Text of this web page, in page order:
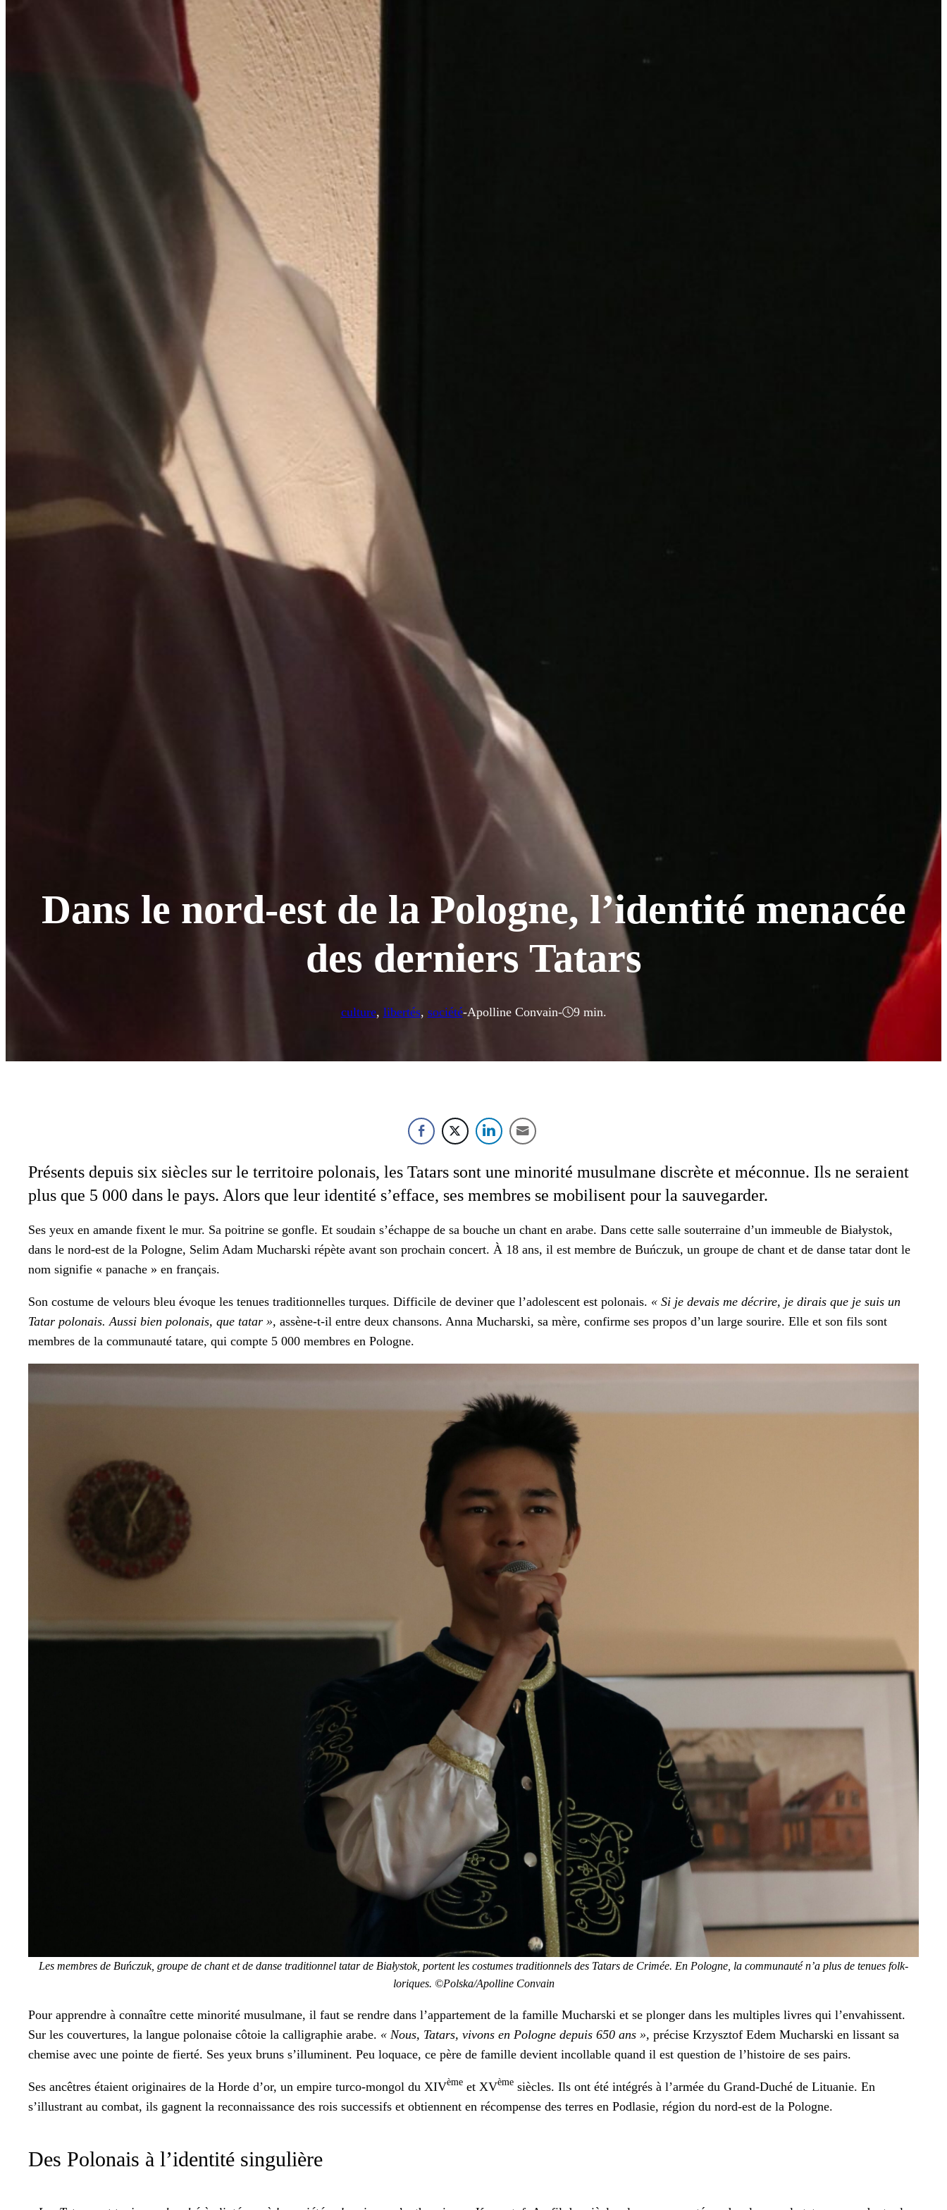
Dans le nord-est de la Pologne, l’identité menacée
des derniers Tatars
culture, libertés, société-Apolline Convain- 9 min.
Présents depuis six siè­cles sur le ter­ri­toire polon­ais, les Tatars sont une minorité musul­mane dis­crète et mécon­nue. Ils ne seraient
plus que 5 000 dans le pays. Alors que leur iden­tité s’efface, ses mem­bres se mobilisent pour la sauve­g­arder.
Ses yeux en amande fix­ent le mur. Sa poitrine se gon­fle. Et soudain s’échappe de sa bouche un chant en arabe. Dans cette salle souter­raine d’un immeu­ble de Białys­tok,
dans le nord-est de la Pologne, Selim Adam Muchars­ki répète avant son prochain con­cert. À 18 ans, il est mem­bre de Buńczuk, un groupe de chant et de danse tatar dont le
nom sig­ni­fie « panache » en français.
Son cos­tume de velours bleu évoque les tenues tra­di­tion­nelles turques. Dif­fi­cile de devin­er que l’adolescent est polon­ais. « Si je devais me décrire, je dirais que je suis un
Tatar polon­ais. Aus­si bien polon­ais, que tatar », assène-t-il entre deux chan­sons. Anna Muchars­ki, sa mère, con­firme ses pro­pos d’un large sourire. Elle et son fils sont
mem­bres de la com­mu­nauté tatare, qui compte 5 000 mem­bres en Pologne.
Les mem­bres de Buńczuk, groupe de chant et de danse tra­di­tion­nel tatar de Białys­tok, por­tent les cos­tumes tra­di­tion­nels des Tatars de Crimée. En Pologne, la com­mu­nauté n’a plus de tenues folk­
loriques. ©Polska/Apolline Con­va­in
Pour appren­dre à con­naître cette minorité musul­mane, il faut se ren­dre dans l’appartement de la famille Muchars­ki et se plonger dans les mul­ti­ples livres qui l’envahissent.
Sur les cou­ver­tures, la langue polon­aise côtoie la cal­ligra­phie arabe. « Nous, Tatars, vivons en Pologne depuis 650 ans », pré­cise Krzysztof Edem Muchars­ki en lis­sant sa
chemise avec une pointe de fierté. Ses yeux bruns s’illuminent. Peu loquace, ce père de famille devient incol­lable quand il est ques­tion de l’histoire de ses pairs.
Ses ancêtres étaient orig­i­naires de la Horde d’or, un empire tur­co-mon­gol du XIVème et XVème siè­cles. Ils ont été inté­grés à l’armée du Grand-Duché de Litu­anie. En
s’illustrant au com­bat, ils gag­nent la recon­nais­sance des rois suc­ces­sifs et obti­en­nent en récom­pense des ter­res en Pod­lasie, région du nord-est de la Pologne.
Des Polonais à l’identité singulière